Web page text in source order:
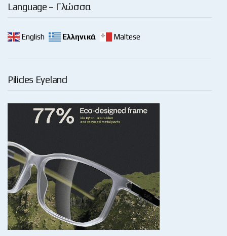
Language – Γλώσσα
English Ελληνικά Maltese
Pilides Eyeland